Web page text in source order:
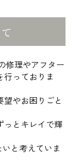
修理やアフター
行っておりま
やお困りごと
っとキレイで輝
と考えていま